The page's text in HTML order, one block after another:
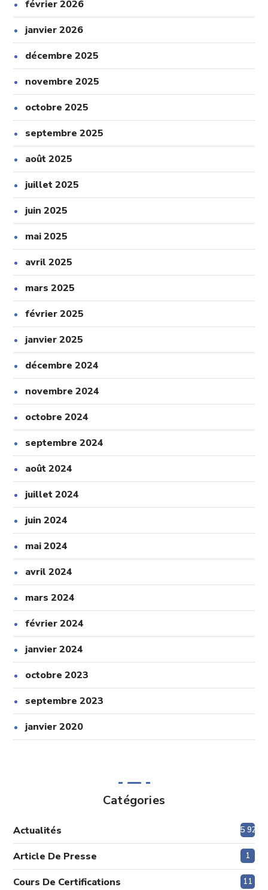
février 2026
janvier 2026
décembre 2025
novembre 2025
octobre 2025
septembre 2025
août 2025
juillet 2025
juin 2025
mai 2025
avril 2025
mars 2025
février 2025
janvier 2025
décembre 2024
novembre 2024
octobre 2024
septembre 2024
août 2024
juillet 2024
juin 2024
mai 2024
avril 2024
mars 2024
février 2024
janvier 2024
octobre 2023
septembre 2023
janvier 2020
Catégories
Actualités 5 920
Article De Presse 1
Cours De Certifications 11